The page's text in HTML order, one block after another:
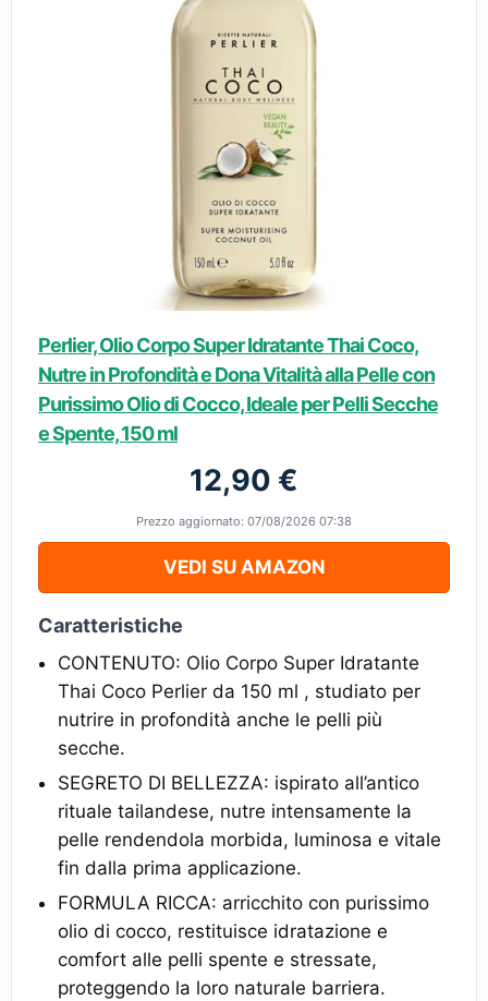
Perlier, Olio Corpo Super Idratante Thai Coco,
Nutre in Profondità e Dona Vitalità alla Pelle con
Purissimo Olio di Cocco, Ideale per Pelli Secche
e Spente, 150 ml
12,90 €
Prezzo aggiornato: 07/08/2026 07:38
VEDI SU AMAZON
Caratteristiche
CONTENUTO: Olio Corpo Super Idratante
Thai Coco Perlier da 150 ml , studiato per
nutrire in profondità anche le pelli più
secche.
SEGRETO DI BELLEZZA: ispirato all’antico
rituale tailandese, nutre intensamente la
pelle rendendola morbida, luminosa e vitale
fin dalla prima applicazione.
FORMULA RICCA: arricchito con purissimo
olio di cocco, restituisce idratazione e
comfort alle pelli spente e stressate,
proteggendo la loro naturale barriera.